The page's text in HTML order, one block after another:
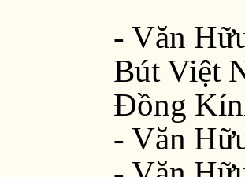
- Văn
Bút Việt
Đồng
- Văn